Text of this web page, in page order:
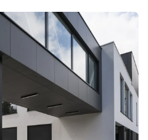
maakt werk van
prima reputatie op het
van de bouwsystemen,